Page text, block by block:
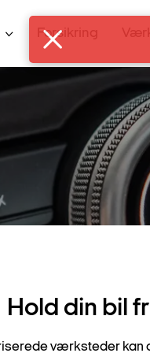
Forsikring
Hold din bil
værksteder kan